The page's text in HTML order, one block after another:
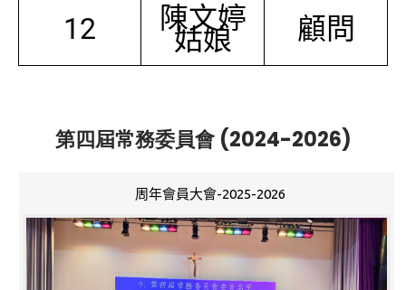
12 陳文婷
姑娘 顧問
第四屆常務委員會 (2024-2026)
周年會員大會-2025-2026